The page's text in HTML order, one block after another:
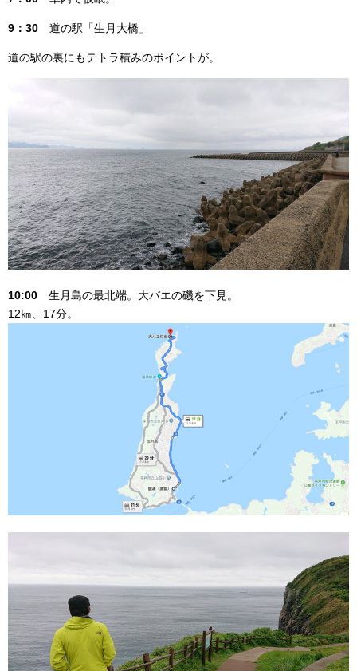
9：30 道の駅「生月大橋」
道の駅の裏にもテトラ積みのポイントが。
10:00 生月島の最北端。大バエの磯を下見。
12㎞、17分。